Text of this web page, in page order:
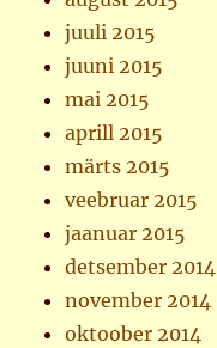
juuli 2015
juuni 2015
mai 2015
aprill 2015
märts 2015
veebruar 2015
jaanuar 2015
detsember 2014
november 2014
oktoober 2014